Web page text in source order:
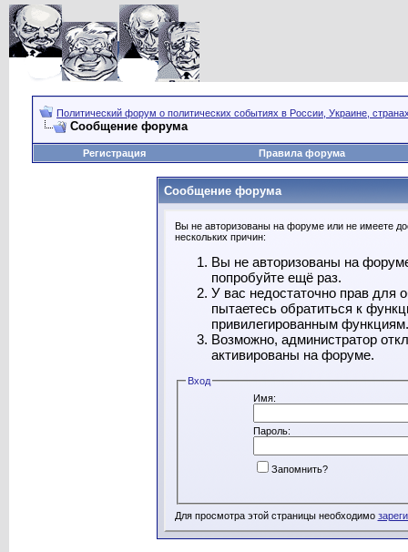
Политический форум о политических событиях в России, Украине,
Сообщение форума
Регистрация Правила форума
Сообщение форума
Вы не авторизованы на форуме или не имеете
нескольких причин:
Вы не авторизованы на
попробуйте ещё раз.
У вас недостаточно прав для
пытаетесь обратиться к
привилегированным функциям.
Возможно, администратор
активированы на форуме.
Вход
Имя:
Пароль:
Запомнить?
Для просмотра этой страницы необходимо